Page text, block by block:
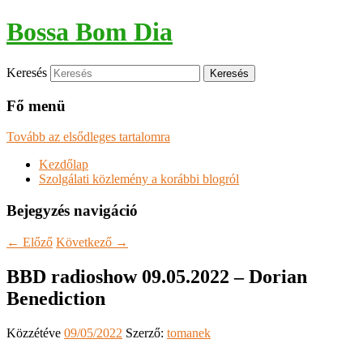
Bossa Bom Dia
Keresés
Fő menü
Tovább az elsődleges tartalomra
Kezdőlap
Szolgálati közlemény a korábbi blogról
Bejegyzés navigáció
← Előző Következő →
BBD radioshow 09.05.2022 – Dorian
Benediction
Közzétéve 09/05/2022 Szerző: tomanek